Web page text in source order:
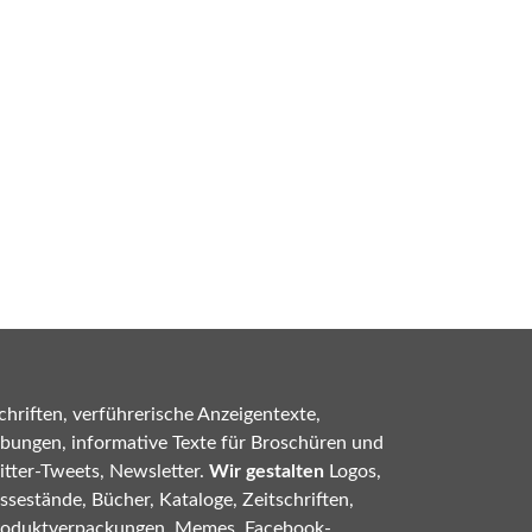
verführerische Anzeigentexte,
informative Texte für Broschüren und
Tweets, Newsletter. Wir gestalten Logos,
Bücher, Kataloge, Zeitschriften,